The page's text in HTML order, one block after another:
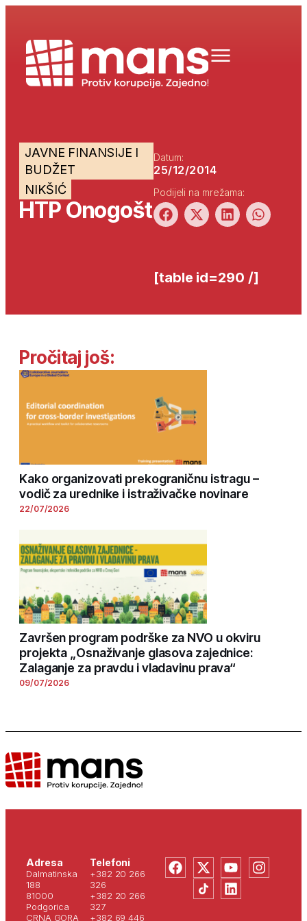
JAVNE FINANSIJE I
BUDŽET
NIKŠIĆ
HTP Onogošt
Datum:
25/12/2014
Podijeli na mrežama:
[table id=290 /]
Pročitaj još:
Kako organizovati prekograničnu istragu –
vodič za urednike i istraživačke novinare
22/07/2026
Završen program podrške za NVO u okviru
projekta „Osnaživanje glasova zajednice:
Zalaganje za pravdu i vladavinu prava“
09/07/2026
Adresa
Dalmatinska
188
81000
Podgorica
CRNA GORA
Telefoni
+382 20 266
326
+382 20 266
327
+382 69 446